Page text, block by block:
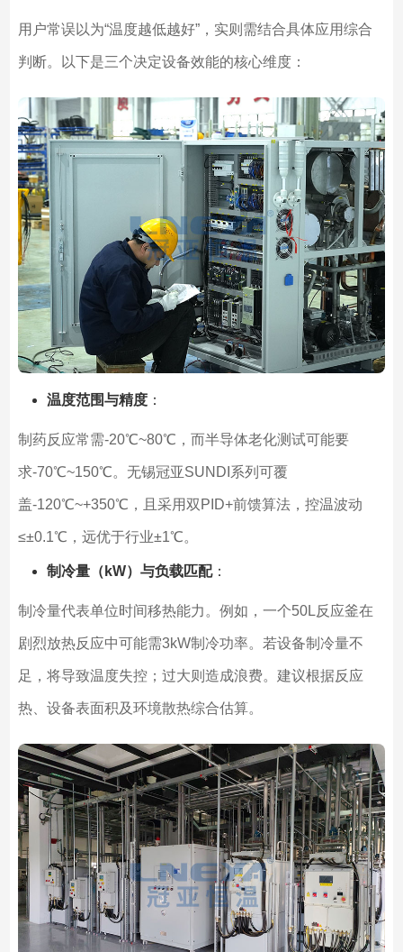
用户常误以为“温度越低越好”，实则需结合具体应用综合
判断。以下是三个决定设备效能的核心维度：
温度范围与精度：
制药反应常需-20℃~80℃，而半导体老化测试可能要
求-70℃~150℃。无锡冠亚SUNDI系列可覆
盖-120℃~+350℃，且采用双PID+前馈算法，控温波动
≤±0.1℃，远优于行业±1℃。
制冷量（kW）与负载匹配：
制冷量代表单位时间移热能力。例如，一个50L反应釜在
剧烈放热反应中可能需3kW制冷功率。若设备制冷量不
足，将导致温度失控；过大则造成浪费。建议根据反应
热、设备表面积及环境散热综合估算。